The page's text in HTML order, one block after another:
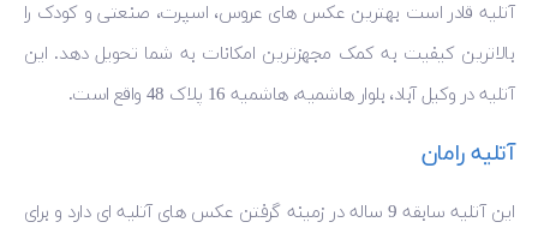
آتلیه قادر است بهترین عکس های عروس، اسپرت، صنعتی و کودک را
بالاترین کیفیت به کمک مجهزترین امکانات به شما تحویل دهد. این
آتلیه در وکیل آباد، بلوار هاشمیه، هاشمیه 16 پلاک 48 واقع است.
آتلیه رامان
این آتلیه سابقه 9 ساله در زمینه گرفتن عکس های آتلیه ای دارد و برای